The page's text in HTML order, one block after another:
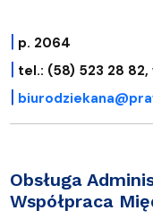
| p. 2064
| tel.: (58) 523 28 82,
|
Obsługa
Współpraca